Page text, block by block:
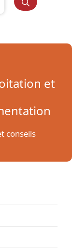
et
conseils